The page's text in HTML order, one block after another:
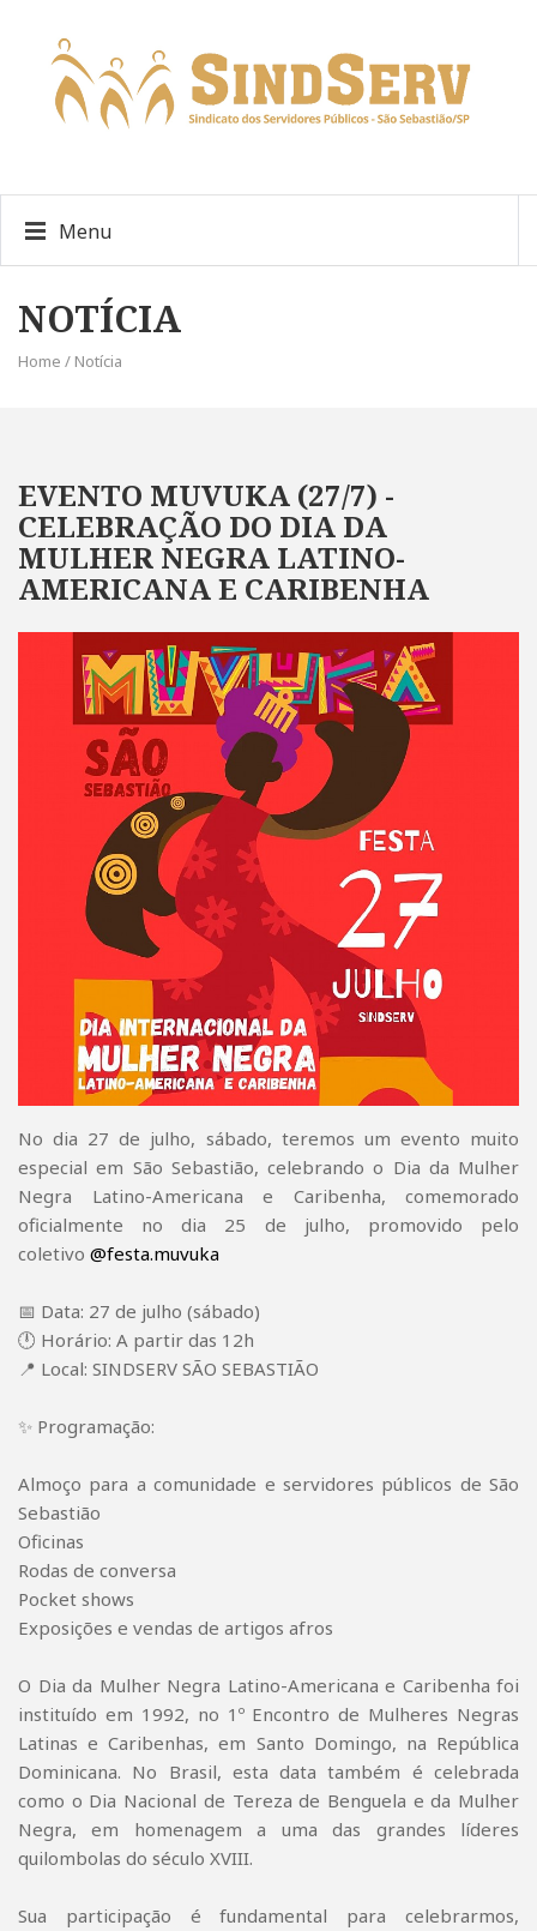
Menu
NOTÍCIA
Home / Notícia
EVENTO MUVUKA (27/7) -
CELEBRAÇÃO DO DIA DA
MULHER NEGRA LATINO-
AMERICANA E CARIBENHA
No dia 27 de julho, sábado, teremos um evento muito
especial em São Sebastião, celebrando o Dia da Mulher
Negra Latino-Americana e Caribenha, comemorado
oficialmente no dia 25 de julho, promovido pelo
coletivo @festa.muvuka
📅 Data: 27 de julho (sábado)
🕛 Horário: A partir das 12h
📍 Local: SINDSERV SÃO SEBASTIÃO
✨ Programação:
Almoço para a comunidade e servidores públicos de São
Sebastião
Oficinas
Rodas de conversa
Pocket shows
Exposições e vendas de artigos afros
O Dia da Mulher Negra Latino-Americana e Caribenha foi
instituído em 1992, no 1º Encontro de Mulheres Negras
Latinas e Caribenhas, em Santo Domingo, na República
Dominicana. No Brasil, esta data também é celebrada
como o Dia Nacional de Tereza de Benguela e da Mulher
Negra, em homenagem a uma das grandes líderes
quilombolas do século XVIII.
Sua participação é fundamental para celebrarmos,